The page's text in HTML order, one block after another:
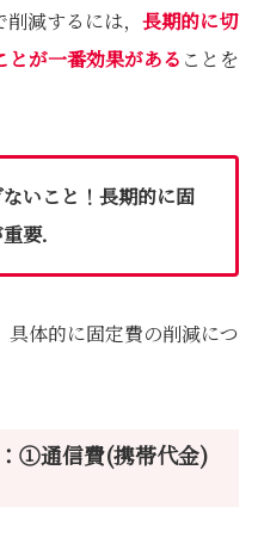
減するには， 長期的に切
が一番効果がある ことを
いこと！長期的に固
要．
体的に固定費の削減につ
①通信費(携帯代金)